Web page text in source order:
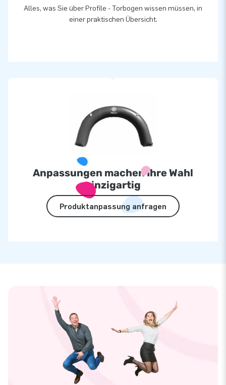
Alles, was Sie über Profile - Torbogen wissen müssen, in
einer praktischen Übersicht.
Anpassungen machen Ihre Wahl
einzigartig
Produktanpassung anfragen